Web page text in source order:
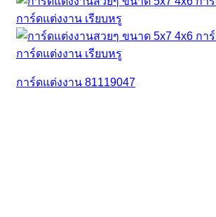
การ์ดแต่งงาน 81119047